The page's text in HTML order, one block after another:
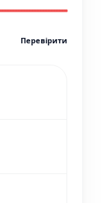
Перевірити